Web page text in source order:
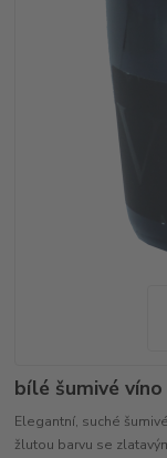
bílé šumivé víno
Elegantní, suché
žlutou barvu se